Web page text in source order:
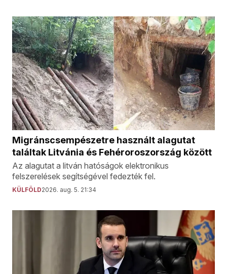
Migránscsempészetre használt alagutat
találtak Litvánia és Fehéroroszország között
Az alagutat a litván hatóságok elektronikus
felszerelések segítségével fedezték fel.
KÜLFÖLD2026. aug. 5. 21:34